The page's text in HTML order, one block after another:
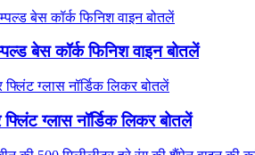
बेस कॉर्क फिनिश वाइन बोतलें
फ्लिंट ग्लास नॉर्डिक लिकर बोतलें